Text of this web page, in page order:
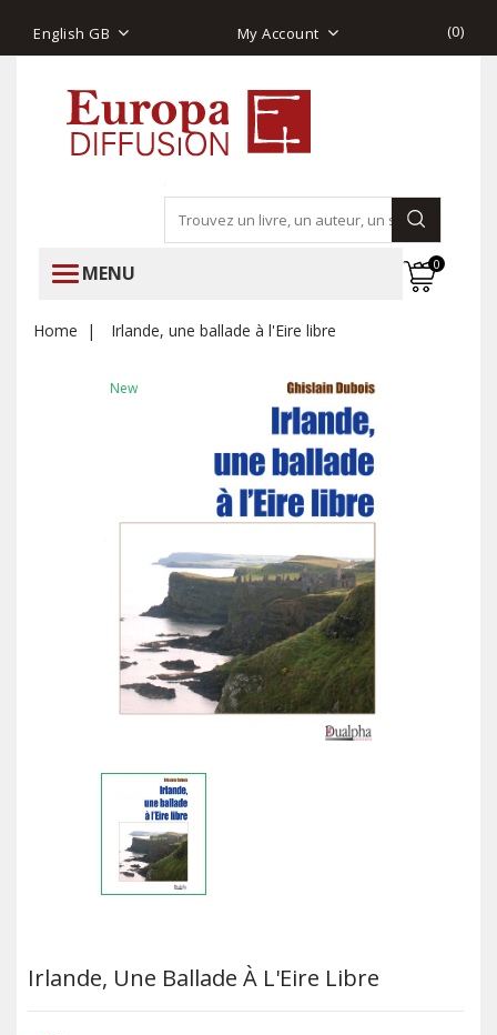
English GB My Account (0)
MENU 0
Home Irlande, une ballade à l'Eire libre
New
Irlande, Une Ballade À L'Eire Libre